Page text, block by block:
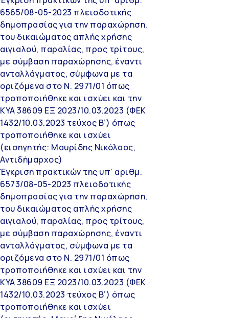
6565/08-05-2023 πλειοδοτικής
δημοπρασίας για την παραχώρηση,
του δικαιώματος απλής χρήσης
αιγιαλού, παραλίας, προς τρίτους,
με σύμβαση παραχώρησης, έναντι
ανταλλάγματος, σύμφωνα με τα
οριζόμενα στο Ν. 2971/01 όπως
τροποποιήθηκε και ισχύει και την
ΚΥΑ 38609 ΕΞ 2023/10.03.2023 (ΦΕΚ
1432/10.03.2023 τεύχος Β’) όπως
τροποποιήθηκε και ισχύει
(εισηγητής: Μαυρίδης Νικόλαος,
Αντιδήμαρχος)
Έγκριση πρακτικών της υπ’ αριθμ.
6573/08-05-2023 πλειοδοτικής
δημοπρασίας για την παραχώρηση,
του δικαιώματος απλής χρήσης
αιγιαλού, παραλίας, προς τρίτους,
με σύμβαση παραχώρησης, έναντι
ανταλλάγματος, σύμφωνα με τα
οριζόμενα στο Ν. 2971/01 όπως
τροποποιήθηκε και ισχύει και την
ΚΥΑ 38609 ΕΞ 2023/10.03.2023 (ΦΕΚ
1432/10.03.2023 τεύχος Β’) όπως
τροποποιήθηκε και ισχύει